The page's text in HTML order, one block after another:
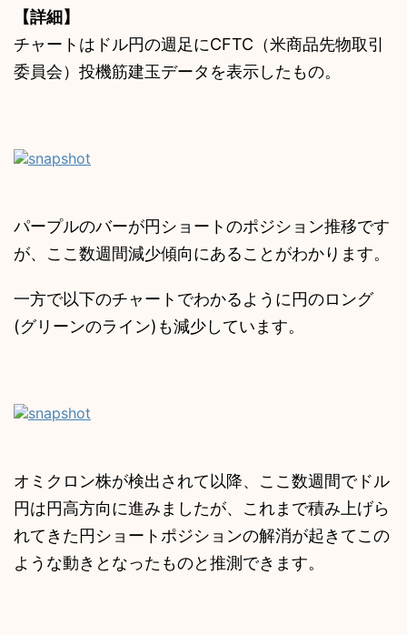
【詳細】
チャートはドル円の週足にCFTC（米商品先物取引
委員会）投機筋建玉データを表示したもの。
パープルのバーが円ショートのポジション推移です
が、ここ数週間減少傾向にあることがわかります。
一方で以下のチャートでわかるように円のロング
(グリーンのライン)も減少しています。
オミクロン株が検出されて以降、ここ数週間でドル
円は円高方向に進みましたが、これまで積み上げら
れてきた円ショートポジションの解消が起きてこの
ような動きとなったものと推測できます。